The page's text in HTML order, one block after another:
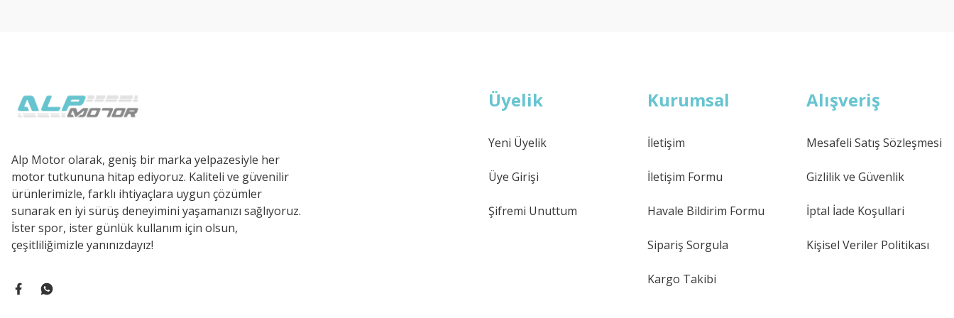
Alp Motor olarak, geniş bir marka yelpazesiyle her
motor tutkununa hitap ediyoruz. Kaliteli ve güvenilir
ürünlerimizle, farklı ihtiyaçlara uygun çözümler
sunarak en iyi sürüş deneyimini yaşamanızı sağlıyoruz.
İster spor, ister günlük kullanım için olsun,
çeşitliliğimizle yanınızdayız!
Üyelik
Yeni Üyelik
Üye Girişi
Şifremi Unuttum
Kurumsal
İletişim
İletişim Formu
Havale Bildirim Formu
Sipariş Sorgula
Kargo Takibi
Alışveriş
Mesafeli Satış Sözleşmesi
Gizlilik ve Güvenlik
İptal İade Koşullari
Kişisel Veriler Politikası